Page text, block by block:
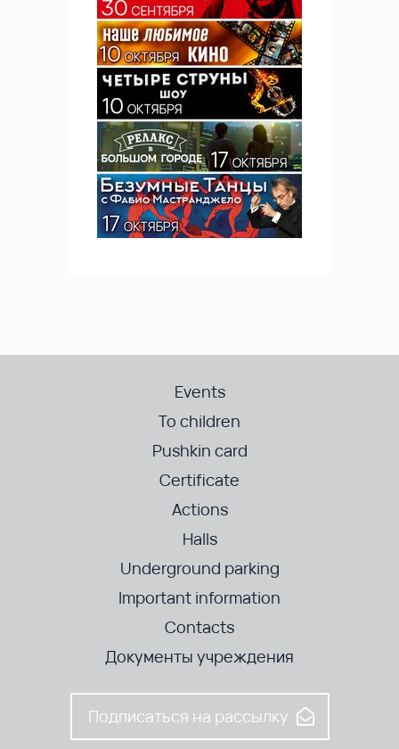
Events
To children
Pushkin card
Certificate
Actions
Halls
Underground parking
Important information
Contacts
Документы учреждения
Подписаться на рассылку